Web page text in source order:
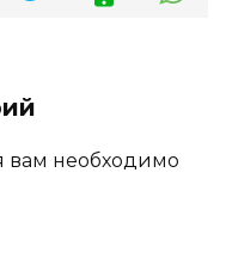
вам необходимо